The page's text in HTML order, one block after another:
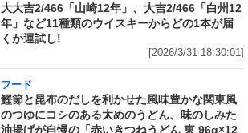
大大吉2/466「山崎12年」、大吉2/466「白州12
年」など11種類のウイスキーからどの1本が届
くか運試し!
[2026/3/31 18:30:01]
フード
鰹節と昆布のだしを利かせた風味豊かな関東風
のつゆにコシのある太めのうどん、味のしみた
油揚げが自慢の「赤いきつねうどん 東 96g×12